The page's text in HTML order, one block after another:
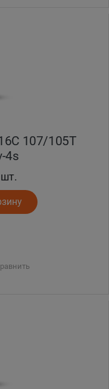
107/105T
4s